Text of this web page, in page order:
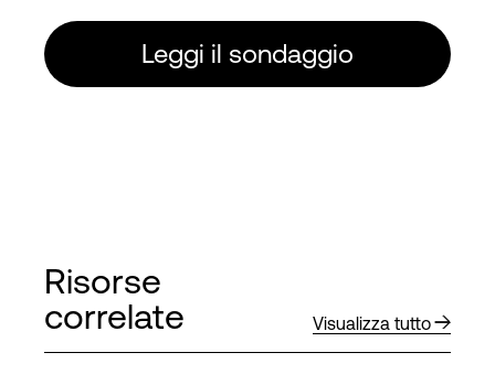
Leggi il sondaggio
Risorse
correlate
Visualizza tutto